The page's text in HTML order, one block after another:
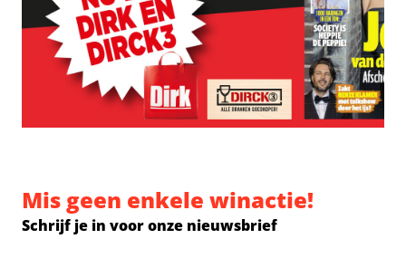
Mis geen enkele winactie!
Schrijf je in voor onze nieuwsbrief